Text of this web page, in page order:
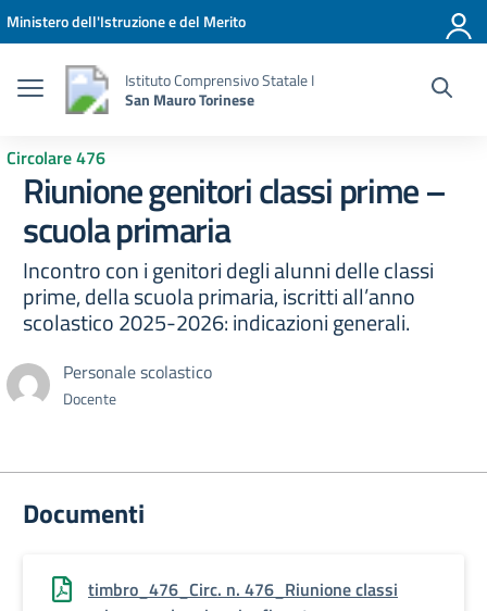
Vai ai contenuti
Vai al menu di navigazione
Vai al footer
Ministero dell'Istruzione e del Merito
Istituto Comprensivo Statale I
San Mauro Torinese
Circolare 476
Riunione genitori classi prime –
scuola primaria
Incontro con i genitori degli alunni delle classi
prime, della scuola primaria, iscritti all’anno
scolastico 2025-2026: indicazioni generali.
Personale scolastico
Docente
Documenti
timbro_476_Circ. n. 476_Riunione classi